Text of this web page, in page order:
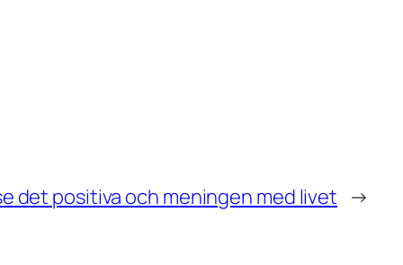
det positiva och meningen med livet →